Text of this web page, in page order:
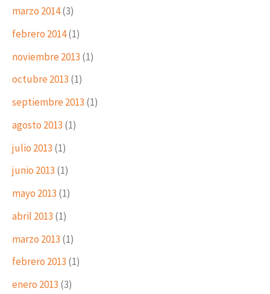
marzo 2014(3)
febrero 2014(1)
noviembre 2013 (1)
octubre 2013 (1)
septiembre 2013 (1)
agosto 2013 (1)
julio 2013 (1)
junio 2013 (1)
mayo 2013 (1)
abril 2013 (1)
marzo 2013 (1)
febrero 2013 (1)
enero 2013 (3)